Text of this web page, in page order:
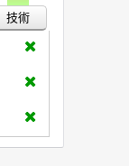
技術